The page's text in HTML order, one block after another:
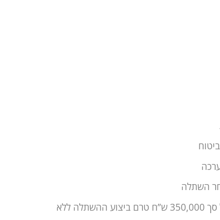
פרטים נוספים של כיסוי ביטוחי זה – פיצוי חד פעמי על סך 350,000 ש”ח טרם ביצוע ההשתלה ללא